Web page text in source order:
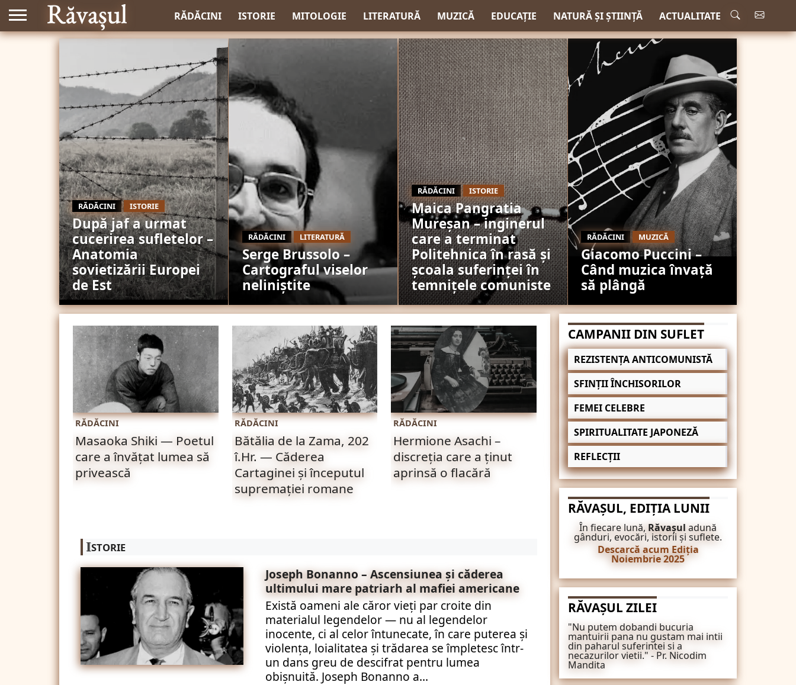
RĂDĂCINI ISTORIE MITOLOGIE LITERATURĂ MUZICĂ EDUCAȚIE NATURĂ ȘI ȘTIINȚĂ ACTUALITATE
RĂDĂCINI ISTORIE
După jaf a urmat
cucerirea sufletelor –
Anatomia
sovietizării Europei
de Est
RĂDĂCINI LITERATURĂ
Serge Brussolo –
Cartograful viselor
neliniștite
RĂDĂCINI ISTORIE
Maica Pangratia
Mureșan – inginerul
care a terminat
Politehnica în rasă și
școala suferinței în
temnițele comuniste
RĂDĂCINI MUZICĂ
Giacomo Puccini –
Când muzica învață
să plângă
RĂDĂCINI
Masaoka Shiki — Poetul
care a învățat lumea să
privească
RĂDĂCINI
Bătălia de la Zama, 202
î.Hr. — Căderea
Cartaginei și începutul
supremației romane
RĂDĂCINI
Hermione Asachi –
discreția care a ținut
aprinsă o flacără
ISTORIE
Joseph Bonanno – Ascensiunea și căderea
ultimului mare patriarh al mafiei americane
Există oameni ale căror vieți par croite din
materialul legendelor — nu al legendelor
inocente, ci al celor întunecate, în care puterea și
violența, loialitatea și trădarea se împletesc într-
un dans greu de descifrat pentru lumea
obișnuită. Joseph Bonanno a...
CAMPANII DIN SUFLET
REZISTENȚA ANTICOMUNISTĂ
SFINȚII ÎNCHISORILOR
FEMEI CELEBRE
SPIRITUALITATE JAPONEZĂ
REFLECȚII
RĂVAȘUL, EDIȚIA LUNII
În fiecare lună, Răvașul adună
gânduri, evocări, istorii și suflete.
Descarcă acum Ediția
Noiembrie 2025
RĂVAȘUL ZILEI
"Nu putem dobandi bucuria
mantuirii pana nu gustam mai intii
din paharul suferintei si a
necazurilor vietii." - Pr. Nicodim
Mandita